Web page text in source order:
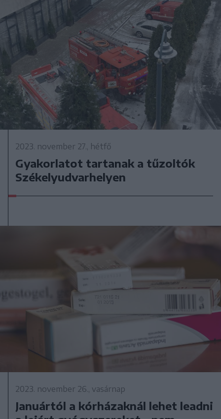
2023. november 27., hétfő
Gyakorlatot tartanak a tűzoltók
Székelyudvarhelyen
2023. november 26., vasárnap
Januártól a kórházaknál lehet leadni